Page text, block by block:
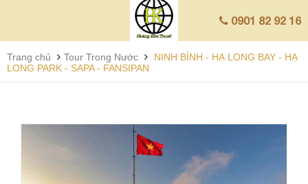
0901 82 92 16
Trang chủ Tour Trong Nước
NINH BÌNH - HẠ LONG BAY - HẠ
LONG PARK - SAPA - FANSIPAN